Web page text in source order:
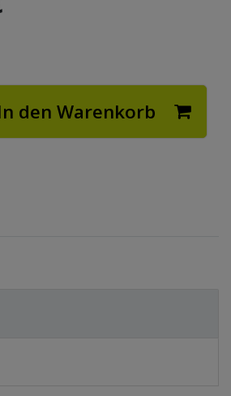
den Warenkorb